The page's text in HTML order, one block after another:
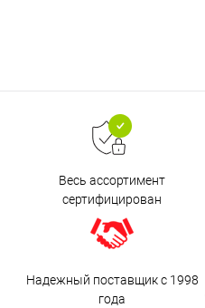
Весь ассортимент
сертифицирован
Надежный поставщик с 1998
года